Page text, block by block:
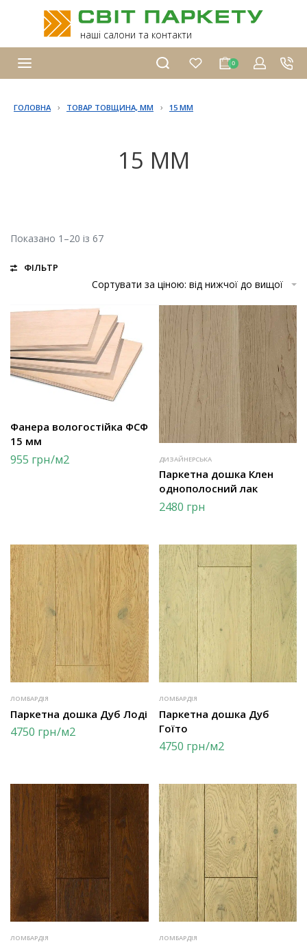
наші салони та контакти
0
ГОЛОВНА › ТОВАР ТОВЩИНА, ММ › 15 ММ
15 ММ
Показано 1–20 із 67
ФІЛЬТР
Сортувати за ціною: від нижчої до вищої
Фанера вологостійка ФСФ
15 мм
955 грн/м2 ДИЗАЙНЕРСЬКА
Паркетна дошка Клен
однополосний лак
2480 грн
ЛОМБАРДІЯ
Паркетна дошка Дуб Лоді
4750 грн/м2
ЛОМБАРДІЯ
Паркетна дошка Дуб
Гоїто
4750 грн/м2
ЛОМБАРДІЯ ЛОМБАРДІЯ